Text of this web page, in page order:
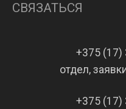
СВЯЗАТЬСЯ
+375
отдел,
+375 (17)